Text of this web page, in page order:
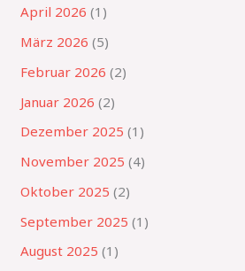
April 2026 (1)
März 2026 (5)
Februar 2026 (2)
Januar 2026 (2)
Dezember 2025 (1)
November 2025 (4)
Oktober 2025 (2)
September 2025 (1)
August 2025 (1)